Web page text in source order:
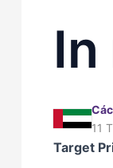
11
Target